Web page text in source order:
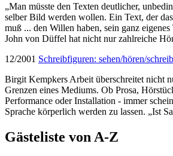
„Man müsste den Texten deutlicher,
selber Bild werden wollen. Ein Text, der
muß ... den Willen haben, sein ganz
John von Düffel hat nicht nur zahlreiche
12/2001 Schreibfiguren: sehen/hören/
Birgit Kempkers Arbeit überschreitet nicht
Grenzen eines Mediums. Ob Prosa,
Performance oder Installation - immer
Sprache körperlich werden zu lassen. „Ist
Gästeliste von A-Z